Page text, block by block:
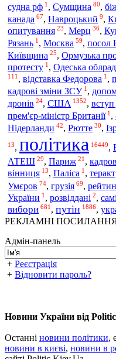
судна рф 1, Сумщина 80,
канада 67, Навроцький 9,
опитування 23, Мерц 36,
Рязань 1, Москва 59, посол
Київщина 25, Ормузька
протесту 1 , Одеська
111, відставка Федорова 1,
кадрові зміни ЗСУ 1 ,
дронів 24, США 1352,
прем'єр-міністр Британії 1,
Нідерланди 42, Рютте 30,
13, політика 16449,
АТЕШ 29, Париж 21 ,
вінниця 13, Паліса 1, теракт
Умєров 74, грузія 69,
України 1 , розвіддані 2,
вибори 681 , путін 1886,
РЕКЛАМНІ
Адмін-панель
+ Реєстрація
+ Відновити пароль?
Новини України від
Останні новини політики,
новини в києві, новини в